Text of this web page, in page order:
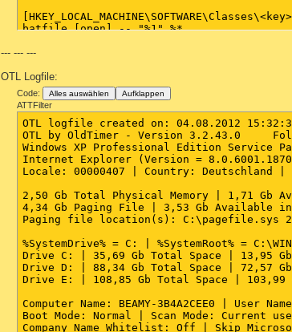
batfile [open] -- "%1" %*
comfile [open] -- "%1" %*
exefile [open] -- "%1" %*
htmlfile [edit] --
htmlfile [print] --
piffile [open] -- "%1" %*
regfile [merge] -- Reg Error: Key error.
scrfile [config] -- "%1"
scrfile [install] -- rundll32.exe
scrfile [open] -- "%1" /S
txtfile [edit] -- Reg Error: Key error.
Directory [find] --
Folder [open] --
Folder [explore] --
========== Security Center Settings
"AntiVirusDisableNotify" = 0
"FirewallDisableNotify" = 0
"UpdatesDisableNotify" = 0
--- --- ---
OTL Logfile:
Code: Alles auswählen Aufklappen
ATTFilter
OTL logfile created on: 04.08.2012
OTL by OldTimer - Version 3.2.43.0
Windows XP Professional Edition Service
Internet Explorer (Version =
Locale: 00000407 | Country: Deutschland |
2,50 Gb Total Physical Memory | 1,71 Gb
4,34 Gb Paging File | 3,53 Gb Available
Paging file location(s): C:\pagefile.sys
%SystemDrive% = C: | %SystemRoot% =
Drive C: | 35,69 Gb Total Space | 13,95
Drive D: | 88,34 Gb Total Space | 72,57
Drive E: | 108,85 Gb Total Space | 103,99
Computer Name: BEAMY-3B4A2CEE0 | User
Boot Mode: Normal | Scan Mode: Current
Company Name Whitelist: Off | Skip